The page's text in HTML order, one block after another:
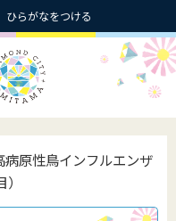
ひらがなをつける
病原性鳥インフルエンザ